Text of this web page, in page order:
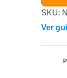
SKU:
Ver